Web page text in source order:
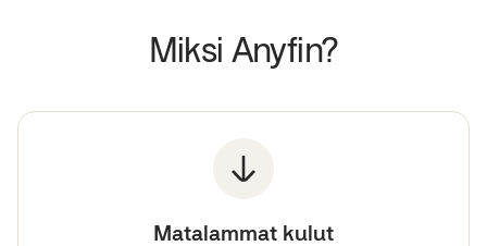
Miksi Anyfin?
Matalammat kulut